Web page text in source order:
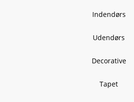
Indendørs
Udendørs
Decorative
Tapet